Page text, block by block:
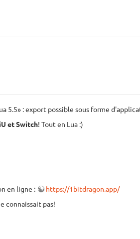
5.5» : export possible sous forme
et Switch! Tout en Lua :)
en ligne :
https://1bitdragon.app/
connaissait pas!